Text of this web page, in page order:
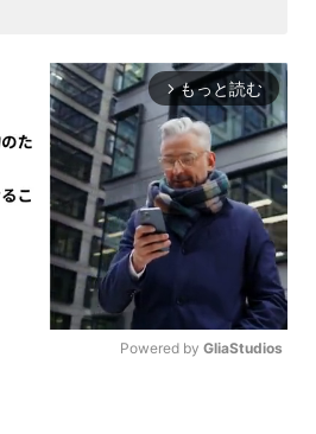
arrow_forward_ios もっと読む
Powered by GliaStudios